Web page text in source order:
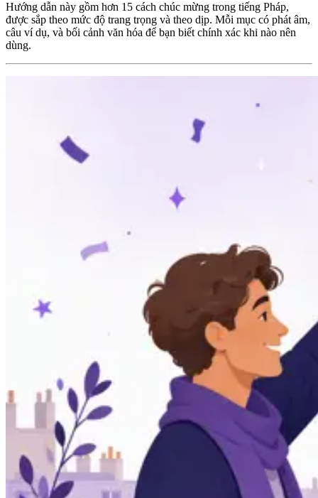
Hướng dẫn này gồm hơn 15 cách chúc mừng trong tiếng Pháp,
được sắp theo mức độ trang trọng và theo dịp. Mỗi mục có phát âm,
câu ví dụ, và bối cảnh văn hóa để bạn biết chính xác khi nào nên
dùng.